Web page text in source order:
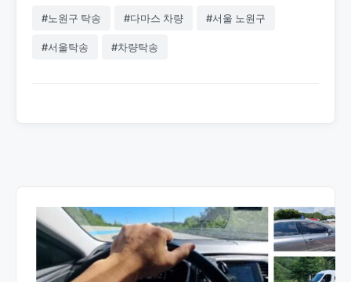
#노원구 탁송 #다마스 차량 #서울 노원구
#서울탁송 #차량탁송